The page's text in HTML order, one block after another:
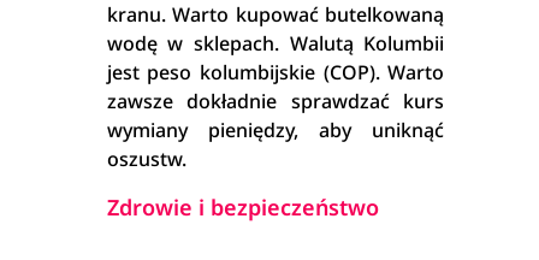
kranu. Warto kupować butelkowaną
wodę w sklepach. Walutą Kolumbii
jest peso kolumbijskie (COP). Warto
zawsze dokładnie sprawdzać kurs
wymiany pieniędzy, aby uniknąć
oszustw.
Zdrowie i bezpieczeństwo